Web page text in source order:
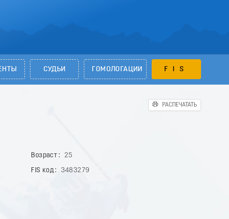
СУДЬИ ГОМОЛОГАЦИИ FIS
РАСПЕЧАТАТЬ
Возраст
25
FIS код 3483279